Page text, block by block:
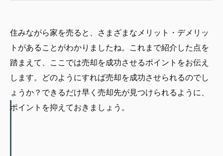
住みながら家を売ると、さまざまなメリット・デメリッ
トがあることがわかりましたね。これまで紹介した点を
踏まえて、ここでは売却を成功させるポイントをお伝え
します。どのようにすれば売却を成功させられるのでし
ょうか？できるだけ早く売却先が見つけられるように、
ポイントを抑えておきましょう。